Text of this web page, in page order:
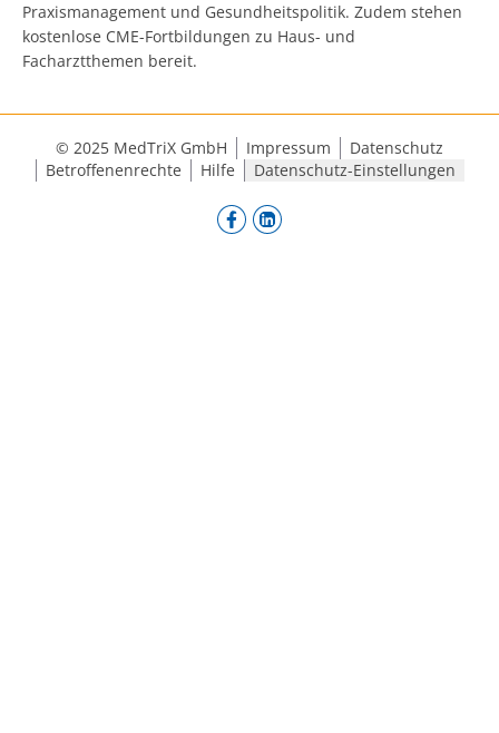
Praxismanagement und Gesundheitspolitik. Zudem stehen
kostenlose CME-Fortbildungen zu Haus- und
Facharztthemen bereit.
© 2025 MedTriX GmbH Impressum
Datenschutz
Betroffenenrechte
Hilfe Datenschutz-Einstellungen